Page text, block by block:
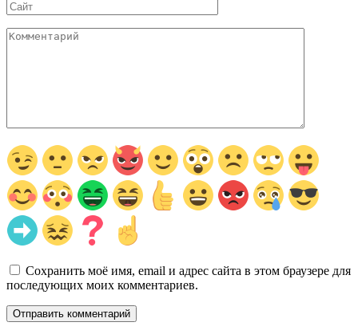
Сайт
Комментарий
Сохранить моё имя, email и адрес сайта в этом браузере для
последующих моих комментариев.